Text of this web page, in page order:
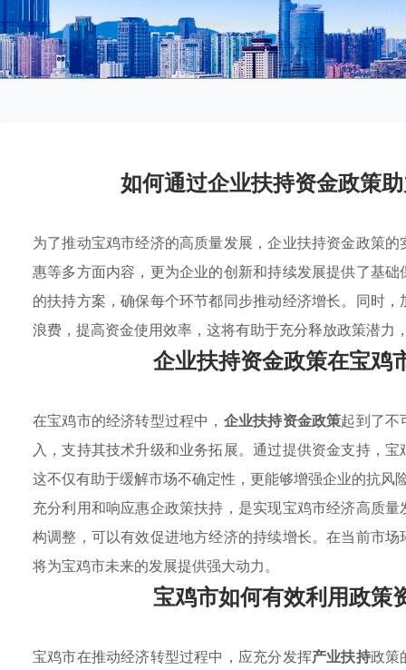
如何通过企业扶持资金政策
为了推动宝鸡市经济的高质量发展，企业扶持资金政策
惠等多方面内容，更为企业的创新和持续发展提供了基
的扶持方案，确保每个环节都同步推动经济增长。同时
浪费，提高资金使用效率，这将有助于充分释放政策潜力
企业扶持资金政策在宝鸡
在宝鸡市的经济转型过程中， 企业扶持资金政策起到了不
入，支持其技术升级和业务拓展。通过提供资金支持，
这不仅有助于缓解市场不确定性，更能够增强企业的抗风
充分利用和响应惠企政策扶持，是实现宝鸡市经济高质
构调整，可以有效促进地方经济的持续增长。在当前市
将为宝鸡市未来的发展提供强大动力。
宝鸡市如何有效利用政策
宝鸡市在推动经济转型过程中，应充分发挥产业扶持政策